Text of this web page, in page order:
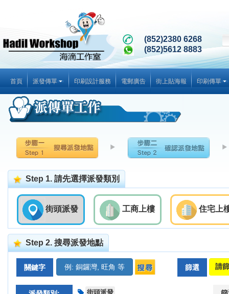
(852)2380 6268
(852)5612 8883
首頁 派發傳單 印刷設計服務 電郵廣告 街上貼海報 印刷傳單
Step 1. 請先選擇派發類別
街頭派發 工商上樓 住宅上
Step 2. 搜尋派發地點
關鍵字 篩選
街頭派發